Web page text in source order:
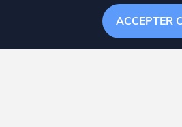
Søgehistorik
er et registreret varemærke
Stationsparken 26. 2., 2600
ACCEPTER